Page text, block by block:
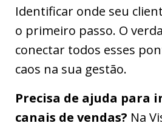
Identificar onde seu
o primeiro passo. O
conectar todos esses
caos na sua gestão.
Precisa de ajuda para
canais de vendas? Na